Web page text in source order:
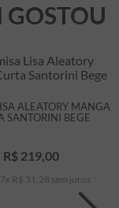
ALEATORY MANGA
SANTORINI BEGE
R$ 219,00
7 x R$ 31 28 sem juros